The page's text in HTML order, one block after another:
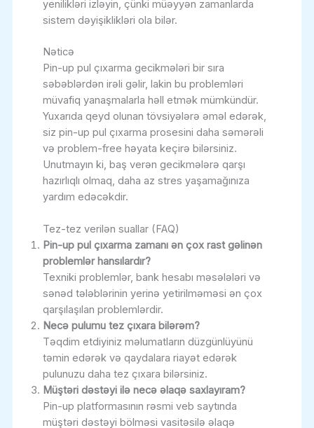
yenilikləri izləyin, çünki müəyyən zamanlarda
sistem dəyişiklikləri ola bilər.
Nəticə
Pin-up pul çıxarma gecikmələri bir sıra
səbəblərdən irəli gəlir, lakin bu problemləri
müvafiq yanaşmalarla həll etmək mümkündür.
Yuxarıda qeyd olunan tövsiyələrə əməl edərək,
siz pin-up pul çıxarma prosesini daha səmərəli
və problem-free həyata keçirə bilərsiniz.
Unutmayın ki, baş verən gecikmələrə qarşı
hazırlıqlı olmaq, daha az stres yaşamağınıza
yardım edəcəkdir.
Tez-tez verilən suallar (FAQ)
Pin-up pul çıxarma zamanı ən çox rast gəlinən
problemlər hansılardır?
Texniki problemlər, bank hesabı məsələləri və
sənəd tələblərinin yerinə yetirilməməsi ən çox
qarşılaşılan problemlərdir.
Necə pulumu tez çıxara bilərəm?
Təqdim etdiyiniz məlumatların düzgünlüyünü
təmin edərək və qaydalara riayət edərək
pulunuzu daha tez çıxara bilərsiniz.
Müştəri dəstəyi ilə necə əlaqə saxlayıram?
Pin-up platformasının rəsmi veb saytında
müştəri dəstəyi bölməsi vasitəsilə əlaqə